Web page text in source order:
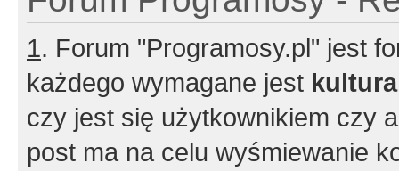
1. Forum "Programosy.pl" jest
każdego wymagane jest
czy jest się użytkownikiem czy
post ma na celu wyśmiewanie